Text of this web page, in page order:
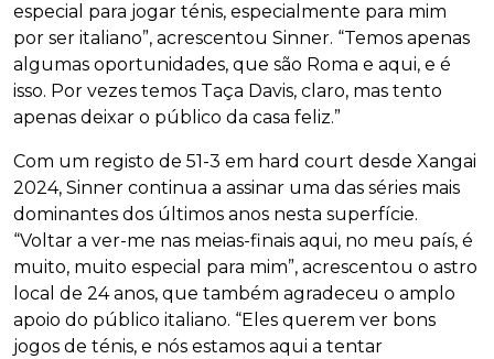
especial para jogar ténis, especialmente para mim
por ser italiano”, acrescentou Sinner. “Temos apenas
algumas oportunidades, que são Roma e aqui, e é
isso. Por vezes temos Taça Davis, claro, mas tento
apenas deixar o público da casa feliz.”
Com um registo de 51-3 em hard court desde Xangai
2024, Sinner continua a assinar uma das séries mais
dominantes dos últimos anos nesta superfície.
“Voltar a ver-me nas meias-finais aqui, no meu país, é
muito, muito especial para mim”, acrescentou o astro
local de 24 anos, que também agradeceu o amplo
apoio do público italiano. “Eles querem ver bons
jogos de ténis, e nós estamos aqui a tentar